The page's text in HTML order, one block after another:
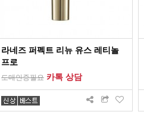
라네즈 퍼펙트 리뉴 유스 레티놀
프로
도매인증필요 카톡 상담